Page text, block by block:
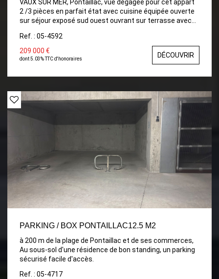
VAUX SUR MER, Pontaillac, vue dégagée pour cet appart
2 /3 pièces en parfait état avec cuisine équipée ouverte
sur séjour exposé sud ouest ouvrant sur terrasse avec
cloison pour 2ème chbre) résidence de bon standing
avec ascenseur, accès piscine, local à vélos.
Ref. : 05-4592
209 000 €
dont 5.03% TTC d'honoraires DÉCOUVRIR
PARKING / BOX PONTAILLAC12.5 M2
à 200 m de la plage de Pontaillac et de ses commerces,
Au sous-sol d'une résidence de bon standing, un parking
sécurisé facile d'accès.
Ref. : 05-4717